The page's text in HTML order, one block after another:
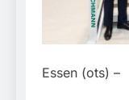
Essen (ots) –